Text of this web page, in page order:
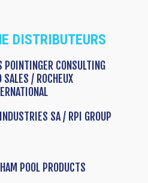
DISTRIBUTEURS
POINTINGER CONSULTING
SALES / ROCHEUX
SA / RPI GROUP
POOL PRODUCTS